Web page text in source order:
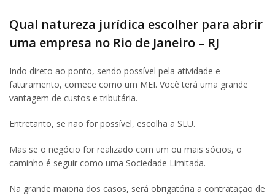
Qual natureza jurídica escolher para abrir
uma empresa no Rio de Janeiro – RJ
Indo direto ao ponto, sendo possível pela atividade e
faturamento, comece como um MEI. Você terá uma grande
vantagem de custos e tributária.
Entretanto, se não for possível, escolha a SLU.
Mas se o negócio for realizado com um ou mais sócios, o
caminho é seguir como uma Sociedade Limitada.
Na grande maioria dos casos, será obrigatória a contratação de